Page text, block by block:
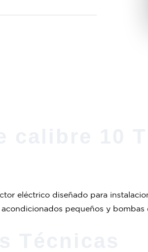
eléctrico diseñado para
pequeños y bombas